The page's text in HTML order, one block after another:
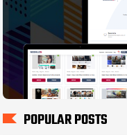
POPULAR POSTS